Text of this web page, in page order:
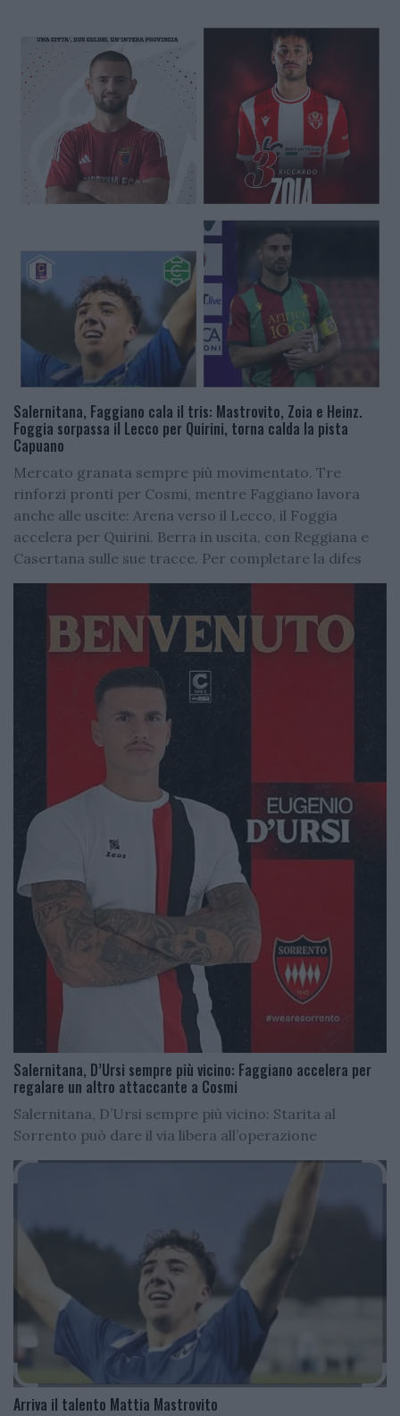
Salernitana, Faggiano cala il tris: Mastrovito, Zoia e Heinz.
Foggia sorpassa il Lecco per Quirini, torna calda la pista
Capuano
Mercato granata sempre più movimentato. Tre
rinforzi pronti per Cosmi, mentre Faggiano lavora
anche alle uscite: Arena verso il Lecco, il Foggia
accelera per Quirini. Berra in uscita, con Reggiana e
Casertana sulle sue tracce. Per completare la difes
Salernitana, D’Ursi sempre più vicino: Faggiano accelera per
regalare un altro attaccante a Cosmi
Salernitana, D’Ursi sempre più vicino: Starita al
Sorrento può dare il via libera all’operazione
Arriva il talento Mattia Mastrovito